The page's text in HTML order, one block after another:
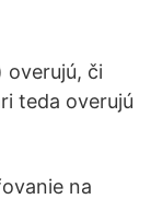
overujú, či
teda overujú
na